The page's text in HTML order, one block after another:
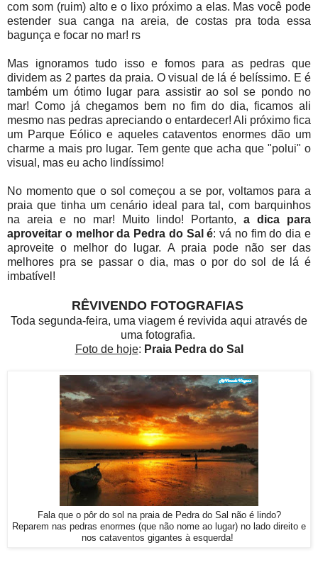
com som (ruim) alto e o lixo próximo a elas. Mas você pode
estender sua canga na areia, de costas pra toda essa
bagunça e focar no mar! rs
Mas ignoramos tudo isso e fomos para as pedras que
dividem as 2 partes da praia. O visual de lá é belíssimo. E é
também um ótimo lugar para assistir ao sol se pondo no
mar! Como já chegamos bem no fim do dia, ficamos ali
mesmo nas pedras apreciando o entardecer! Ali próximo fica
um Parque Eólico e aqueles cataventos enormes dão um
charme a mais pro lugar. Tem gente que acha que "polui" o
visual, mas eu acho lindíssimo!
No momento que o sol começou a se por, voltamos para a
praia que tinha um cenário ideal para tal, com barquinhos
na areia e no mar! Muito lindo! Portanto, a dica para
aproveitar o melhor da Pedra do Sal é: vá no fim do dia e
aproveite o melhor do lugar. A praia pode não ser das
melhores pra se passar o dia, mas o por do sol de lá é
imbatível!
RÊVIVENDO FOTOGRAFIAS
Toda segunda-feira, uma viagem é revivida aqui através de
uma fotografia.
Foto de hoje: Praia Pedra do Sal
Fala que o pôr do sol na praia de Pedra do Sal não é lindo?
Reparem nas pedras enormes (que não nome ao lugar) no lado direito e
nos cataventos gigantes à esquerda!